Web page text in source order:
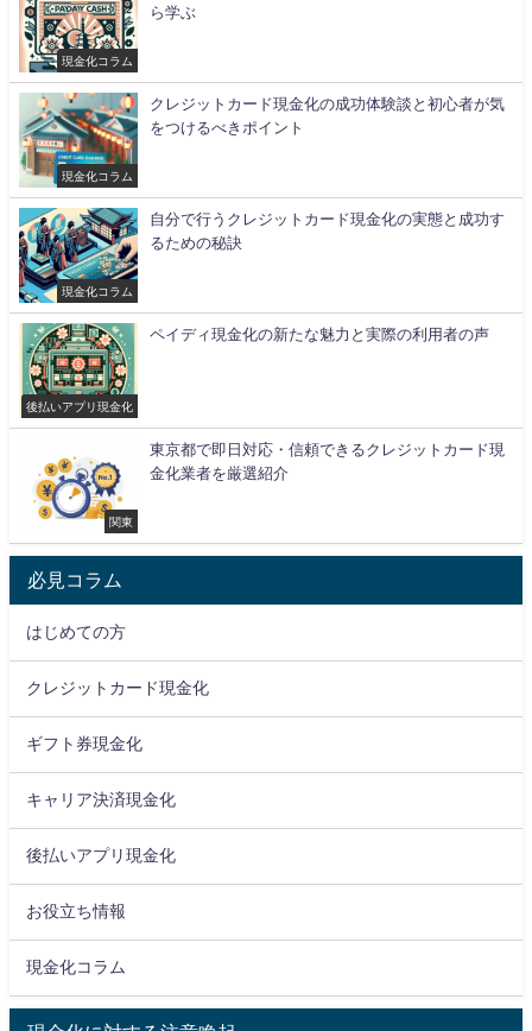
現金化コラム
ら学ぶ
現金化コラム
クレジットカード現金化の成功体験談と初心者が気
をつけるべきポイント
現金化コラム
自分で行うクレジットカード現金化の実態と成功す
るための秘訣
後払いアプリ現金化
ペイディ現金化の新たな魅力と実際の利用者の声
関東
東京都で即日対応・信頼できるクレジットカード現
金化業者を厳選紹介
必見コラム
はじめての方
クレジットカード現金化
ギフト券現金化
キャリア決済現金化
後払いアプリ現金化
お役立ち情報
現金化コラム